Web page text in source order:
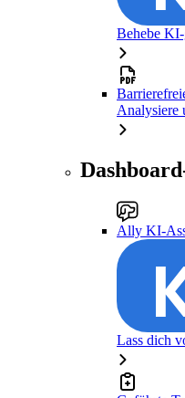
Behebe
Analysiere
Ally KI-
Lass dich